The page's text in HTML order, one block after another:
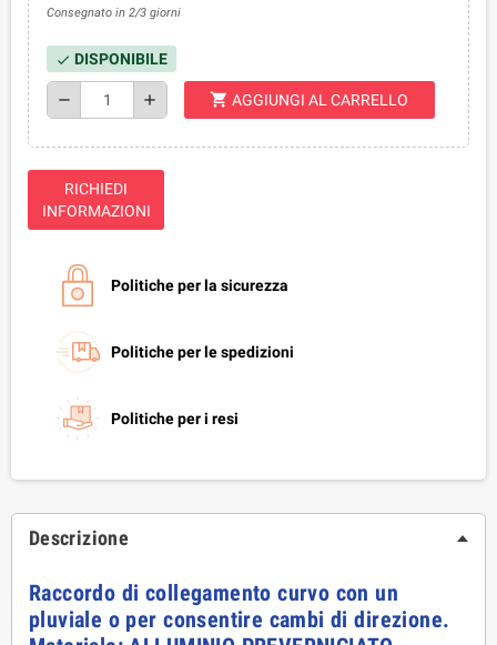
Consegnato in 2/3 giorni
check DISPONIBILE
remove add shopping_cart AGGIUNGI AL CARRELLO
RICHIEDI
INFORMAZIONI
Politiche per la sicurezza
Politiche per le spedizioni
Politiche per i resi
Descrizione
Raccordo di collegamento curvo con un
pluviale o per consentire cambi di direzione.